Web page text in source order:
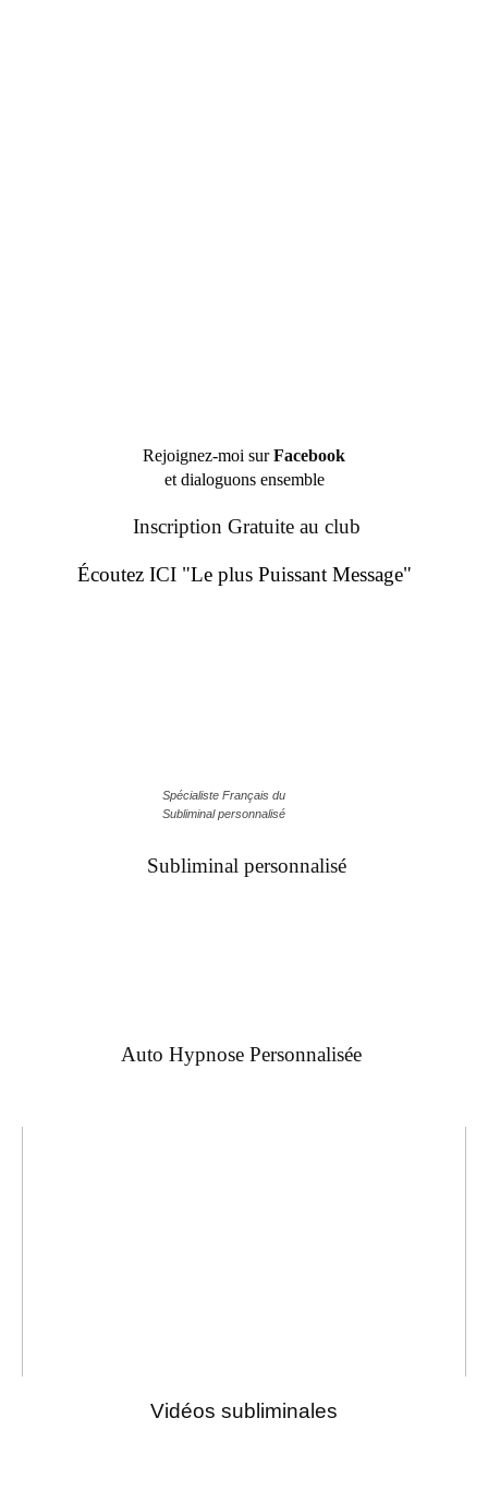
Rejoignez-moi surFacebook
et dialoguons ensemble
Inscription Gratuite au club
Écoutez ICI "Le plus Puissant Message"
Spécialiste Français du
Subliminal personnalisé
Subliminal personnalisé
Auto Hypnose Personnalisée
Vidéos subliminales